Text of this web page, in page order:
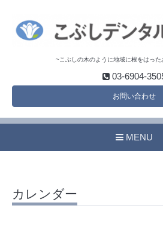
~こぶしの木のように地域に根をはっ
03-6904-
お問い合わせ
MENU
カレンダー